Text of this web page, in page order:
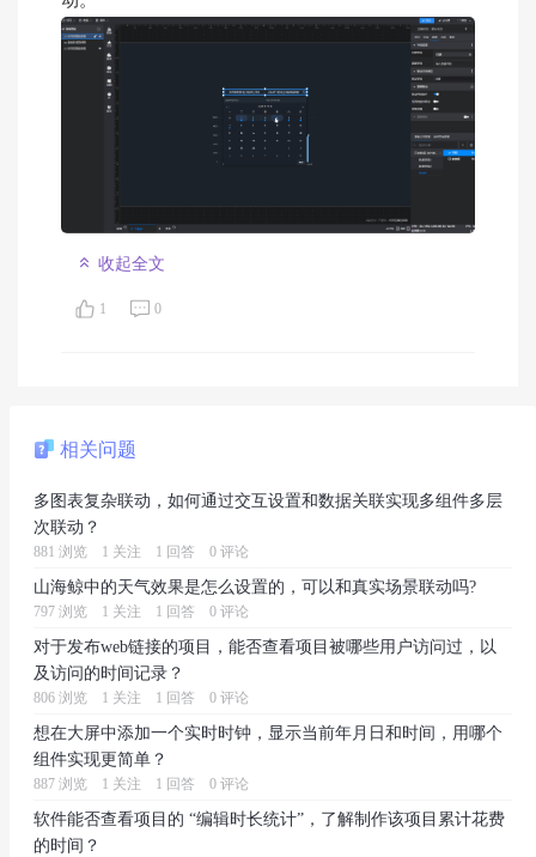
收起全文
1 0
相关问题
多图表复杂联动，如何通过交互设置和数据关联实现多组件多层
次联动？
881 浏览 1 关注 1 回答 0 评论
山海鲸中的天气效果是怎么设置的，可以和真实场景联动吗?
797 浏览 1 关注 1 回答 0 评论
对于发布web链接的项目，能否查看项目被哪些用户访问过，以
及访问的时间记录？
806 浏览 1 关注 1 回答 0 评论
想在大屏中添加一个实时时钟，显示当前年月日和时间，用哪个
组件实现更简单？
887 浏览 1 关注 1 回答 0 评论
软件能否查看项目的 “编辑时长统计”，了解制作该项目累计花费
的时间？